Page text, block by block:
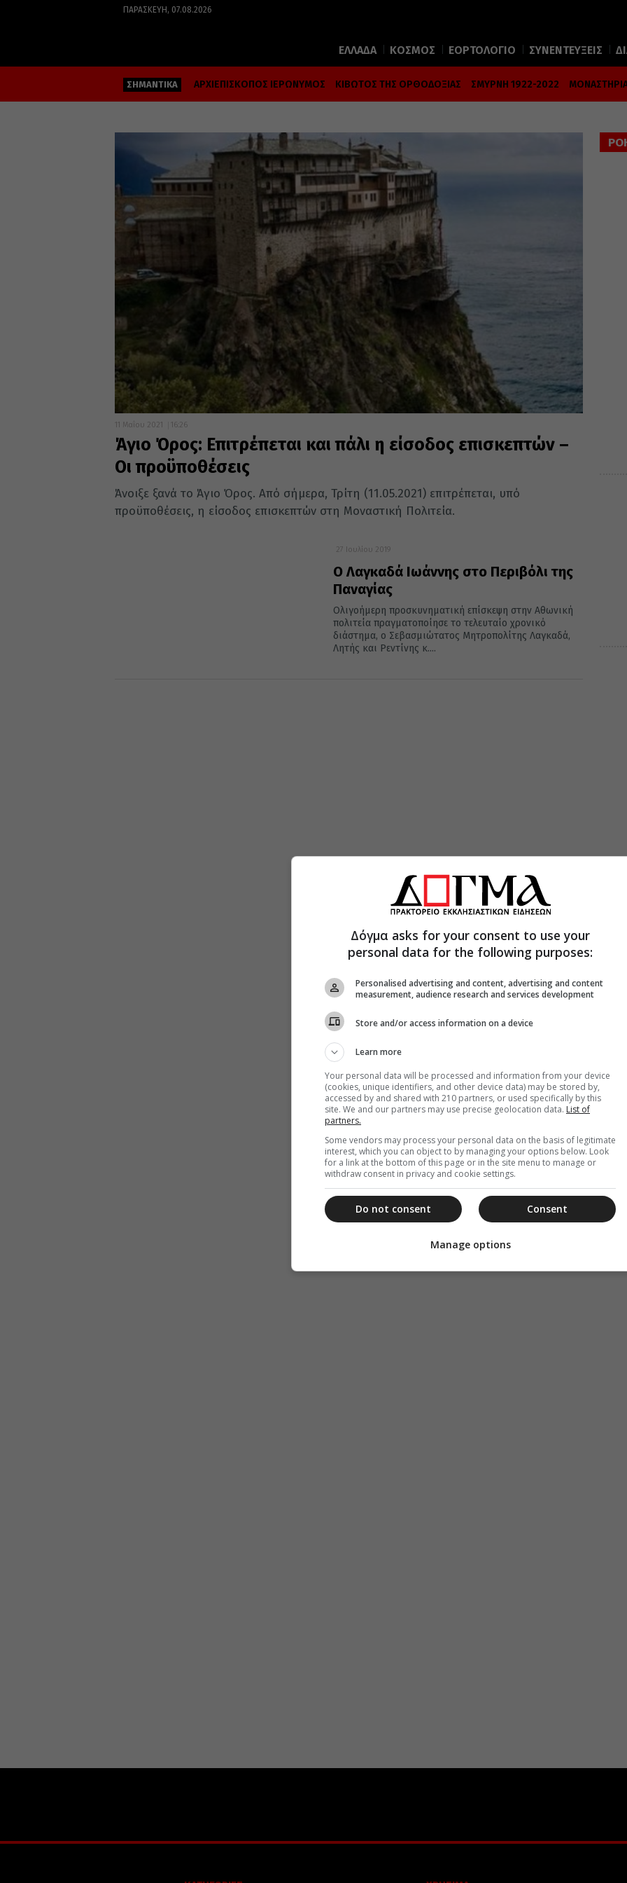
ΠΑΡΑΣΚΕΥΉ, 07.08.2026
ΕΛΛΑΔΑ ΚΟΣΜΟΣ ΕΟΡΤΟΛΟΓΙΟ ΣΥΝΕΝΤΕΥΞΕΙΣ
ΣΗΜΑΝΤΙΚΑ ΑΡΧΙΕΠΙΣΚΟΠΟΣ ΙΕΡΩΝΥΜΟΣ ΚΙΒΩΤΟΣ ΤΗΣ ΟΡΘΟΔΟΞΙΑΣ ΣΜΥΡΝΗ 1922-2022
11 Μαΐου 2021 16:26
Άγιο Όρος: Επιτρέπεται και πάλι η είσοδος επισκεπτών –
Οι προϋποθέσεις
Άνοιξε ξανά το Άγιο Όρος. Από σήμερα, Τρίτη (11.05.2021) επιτρέπεται, υπό
προϋποθέσεις, η είσοδος επισκεπτών στη Μοναστική Πολιτεία.
27 Ιουλίου 2019
Ο Λαγκαδά Ιωάννης στο Περιβόλι της
Παναγίας
Ολιγοήμερη προσκυνηματική επίσκεψη στην Αθωνική
πολιτεία πραγματοποίησε το τελευταίο χρονικό
διάστημα, ο Σεβασμιώτατος Μητροπολίτης Λαγκαδά,
Λητής και Ρεντίνης κ....
Δόγμα asks for your consent to use your
personal data for the following purposes:
Personalised advertising and content, advertising and content
measurement, audience research and services development
Store and/or access information on a device
Learn more
Your personal data will be processed and information from your device
(cookies, unique identifiers, and other device data) may be stored by,
accessed by and shared with 210 partners, or used specifically by this
site. We and our partners may use precise geolocation data. List of
partners.
Some vendors may process your personal data on the basis of legitimate
interest, which you can object to by managing your options below. Look
for a link at the bottom of this page or in the site menu to manage or
withdraw consent in privacy and cookie settings.
Consent
Do not consent
Manage options